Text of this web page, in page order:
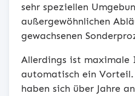
sehr speziellen
außergewöhnlichen
gewachsenen
Allerdings ist maximale
automatisch ein Vorteil.
haben sich über Jahre